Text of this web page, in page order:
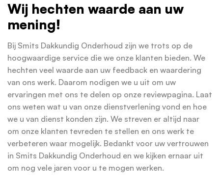
Wij hechten waarde aan uw
mening!
Bij Smits Dakkundig Onderhoud zijn we trots op de
hoogwaardige service die we onze klanten bieden. We
hechten veel waarde aan uw feedback en waardering
van ons werk. Daarom nodigen we u uit om uw
ervaringen met ons te delen op onze reviewpagina. Laat
ons weten wat u van onze dienstverlening vond en hoe
we u van dienst konden zijn. We streven er altijd naar
om onze klanten tevreden te stellen en ons werk te
verbeteren waar mogelijk. Bedankt voor uw vertrouwen
in Smits Dakkundig Onderhoud en we kijken ernaar uit
om nog vele jaren voor u te mogen werken.